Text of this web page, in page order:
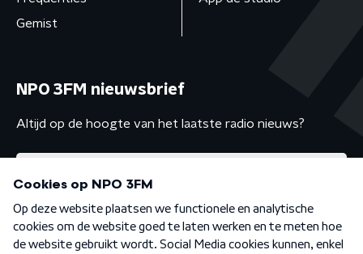
Gemist
NPO 3FM nieuwsbrief
Altijd op de hoogte van het laatste radio nieuws?